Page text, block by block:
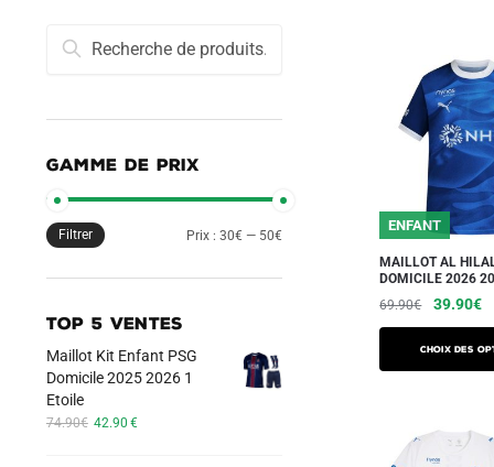
ENFANT
MAILLOT AL
DOMICILE 2026
69.90€
Le
prix
initial
était :
39.90€Le
Choix des
produit
variations.
Recherche
pour :
Recherche
GAMME DE PRIX
Filtrer Prix :30€ — 50€
TOP 5 VENTES
Maillot Kit Enfant PSG
Domicile 2025 2026 1
Etoile
74.90€ Le
42.90 €Le